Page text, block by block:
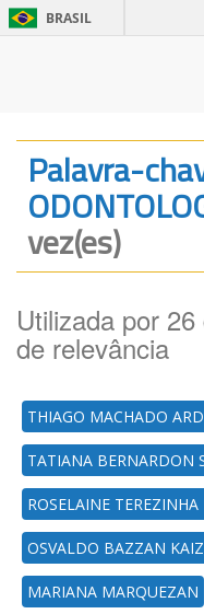
BRASIL
Palavra-
vez(es)
Utilizada por
de relevância
THIAGO MACHADO
TATIANA BERNARDON
ROSELAINE
OSVALDO BAZZAN
MARIANA MARQUEZAN